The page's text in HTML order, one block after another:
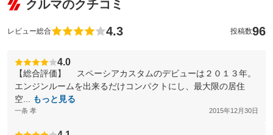
クルマのクチコミ
レビュー総合 4.3 投稿数96
4.0
【総合評価】 スペーシアカスタムのデビューは２０１３年。
エンジンルームを出来るだけコンパクトにし、最大限の居住
空...
もっと見る
一条 孝 2015年12月30日